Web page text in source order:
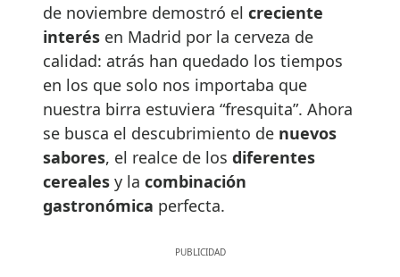
de noviembre demostró el creciente
interés en Madrid por la cerveza de
calidad: atrás han quedado los tiempos
en los que solo nos importaba que
nuestra birra estuviera “fresquita”. Ahora
se busca el descubrimiento de nuevos
sabores, el realce de los diferentes
cereales y la combinación
gastronómica perfecta.